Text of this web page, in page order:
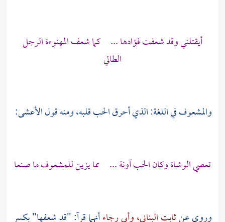
أيقتلني وقد شعفت فؤادها ... كما شعف المهنوءة الرجل
الطالي
والمشعوف في اللغة: الذي أحرق الحب قلبه، ومنه قولالأعشى:
تعصي الوشاة وكان الحب آونة ... مما يزين للمشعوف ما صنعا
وروي عنثابت البناني،وأبي رجاءأنهما قرآ: "قد شعفها" بكسر